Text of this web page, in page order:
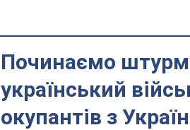
Починаємо
український
окупантів з